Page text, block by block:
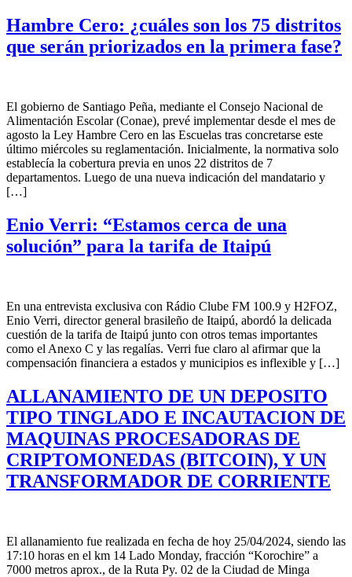
Hambre Cero: ¿cuáles son los 75 distritos
que serán priorizados en la primera fase?
El gobierno de Santiago Peña, mediante el Consejo Nacional de
Alimentación Escolar (Conae), prevé implementar desde el mes de
agosto la Ley Hambre Cero en las Escuelas tras concretarse este
último miércoles su reglamentación. Inicialmente, la normativa solo
establecía la cobertura previa en unos 22 distritos de 7
departamentos. Luego de una nueva indicación del mandatario y
[…]
Enio Verri: “Estamos cerca de una
solución” para la tarifa de Itaipú
En una entrevista exclusiva con Rádio Clube FM 100.9 y H2FOZ,
Enio Verri, director general brasileño de Itaipú, abordó la delicada
cuestión de la tarifa de Itaipú junto con otros temas importantes
como el Anexo C y las regalías. Verri fue claro al afirmar que la
compensación financiera a estados y municipios es inflexible y […]
ALLANAMIENTO DE UN DEPOSITO
TIPO TINGLADO E INCAUTACION DE
MAQUINAS PROCESADORAS DE
CRIPTOMONEDAS (BITCOIN), Y UN
TRANSFORMADOR DE CORRIENTE
El allanamiento fue realizada en fecha de hoy 25/04/2024, siendo las
17:10 horas en el km 14 Lado Monday, fracción “Korochire” a
7000 metros aprox., de la Ruta Py. 02 de la Ciudad de Minga